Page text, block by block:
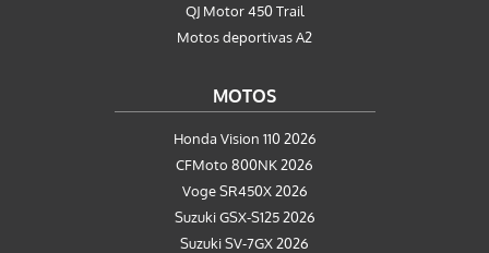
QJ Motor 450 Trail
Motos deportivas A2
MOTOS
Honda Vision 110 2026
CFMoto 800NK 2026
Voge SR450X 2026
Suzuki GSX-S125 2026
Suzuki SV-7GX 2026